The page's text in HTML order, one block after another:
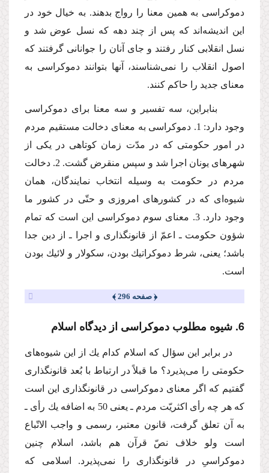
دموكراسى به همین معنا را رواج بدهند. به خیال خود در
این اندیشه‌اند كه پس از چند دهه كه نسل عوض شد و
نسل انقلابى كنار رفتند و جاى آنان را جوانانى گرفتند كه
اصول انقلاب را نمى‌شناسند، آنها بتوانند دموكراسى به
معناى جدید را حاكم كنند.
بنابراین، سه تفسیر و سه معنا براى دموكراسى
وجود دارد: 1. دموكراسى به معناى دخالت مستقیم مردم
در امور حكومتى كه در مدّت زمان كوتاهى در یكى از
شهرهاى یونان اجرا شد و سپس منقرض گشت. 2. دخالت
مردم در حكومت به وسیله انتخاب نمایندگان، همان
شیوه‌اى كه در كشورهاى امروزى و حتّى در كشور ما
وجود دارد. 3. معناى سوم دموكراسى این است كه تمام
شؤون حكومت ـ اعمّ از قانونگذارى و اجرا ـ از دین جدا
باشد؛ یعنى، شرط دموكراتیك بودن، سكولار و لائیك بودن
است.
﴿ صفحه 296 ﴾
6. شیوه مطلوب دموكراسى از دیدگاه اسلام
در برابر این سؤال كه اسلام كدام یك از این شیوه‌هاى
حكومتى را مى‌پذیرد؟ ما قبلاً در ارتباط با بُعد قانونگذارى
گفتیم كه اگر معناى دموكراسى در قانونگذارى این است
كه هر چه رأى اكثریّت مردم ـ یعنى 50 به اضافه یك رأى ـ
به آن تعلق گرفت، قانون معتبر، رسمى و واجب الاتّباع
است ولو خلاف نصّ قرآن هم باشد، اسلام چنین
دموكراسىِ در قانونگذارى را نمى‌پذیرد. اسلامى كه